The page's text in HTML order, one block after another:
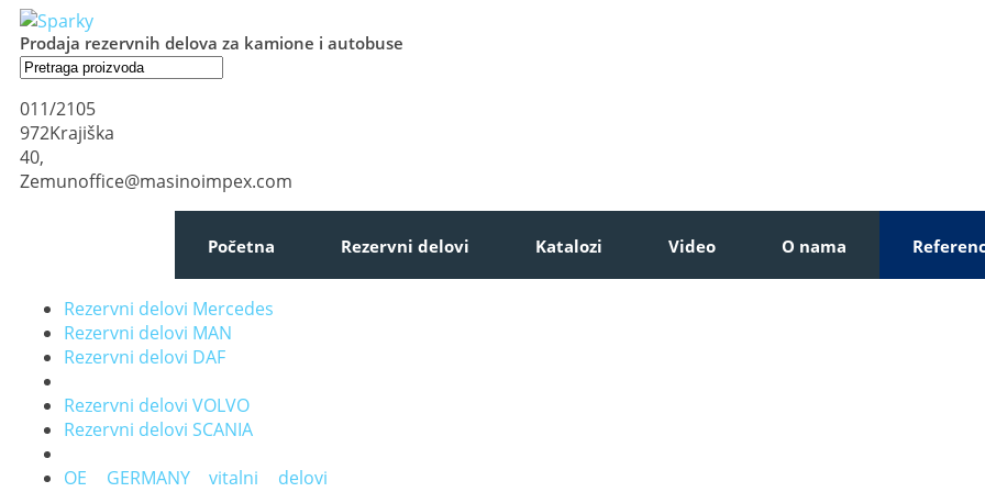
Prodaja rezervnih delova za kamione i autobuse
011/2105
972Krajiška
40,
Zemunoffice@masinoimpex.com
Početna Rezervni delovi Katalozi Video O nama
Rezervni delovi Mercedes
Rezervni delovi MAN
Rezervni delovi DAF
Rezervni delovi VOLVO
Rezervni delovi SCANIA
OE GERMANY vitalni delovi